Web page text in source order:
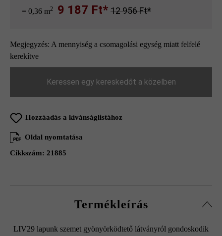
= 0,36 m2 9 187 Ft* 12 956 Ft*
Megjegyzés: A mennyiség a csomagolási egység miatt felfelé
kerekítve
Keressen egy kereskedőt a közelben
Hozzáadás a kívánságlistához
Oldal nyomtatása
Cikkszám: 21885
Termékleírás
LIV29 lapunk szemet gyönyörködtető látványról gondoskodik